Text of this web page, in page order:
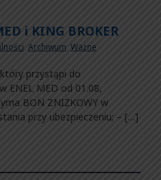
i KING BROKER
, Archiwum Ważne
który przystąpi do
ENEL MED od 01.08,
BON ZNIŻKOWY w
przy ubezpieczeniu; – […]